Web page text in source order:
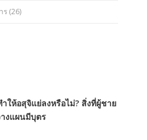
ร (26)
ให้อสุจิแย่ลงหรือไม่? สิ่งที่ผู้ชาย
งแผนมีบุตร